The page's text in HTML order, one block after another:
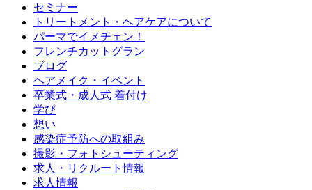
セミナー
トリートメント・ヘアケアについて
パーマでイメチェン！
フレンチカットグラン
ブログ
ヘアメイク・イベント
卒業式・成人式 着付け
学び
想い
感染症予防への取組み
撮影・フォトシューティング
求人・リクルート情報
求人情報